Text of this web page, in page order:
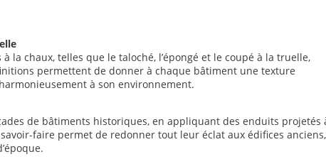
la chaux, telles que le taloché, l’épongé et le coupé à la truelle,
permettent de donner à chaque bâtiment une texture
à son environnement.
de bâtiments historiques, en appliquant des enduits projetés
faire permet de redonner tout leur éclat aux édifices anciens,